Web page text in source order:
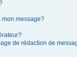
mon message?
de rédaction de